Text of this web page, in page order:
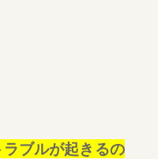
ブルが起きるの